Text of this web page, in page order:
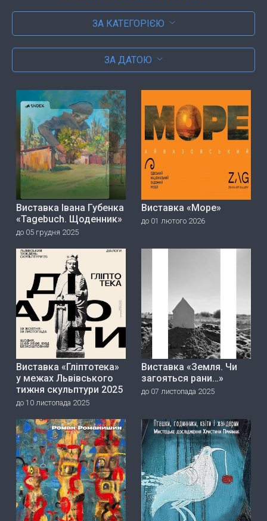
ЗА КАТЕГОРІЄЮ
ЗА ДАТОЮ
Виставка Івана Губенка
«Tagebuch. Щоденник»
до 05 грудня 2025
Виставка «Море»
до 01 лютого 2026
Виставка «Гліптотека»
у межах Львівського
тижня скульптури 2025
до 10 листопада 2025
Виставка «Земля. Чи
загояться рани…»
до 07 листопада 2025